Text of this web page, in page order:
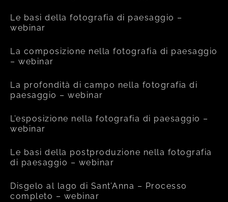
Le basi della fotografia di paesaggio –
webinar
La composizione nella fotografia di paesaggio
– webinar
La profondità di campo nella fotografia di
paesaggio – webinar
L’esposizione nella fotografia di paesaggio –
webinar
Le basi della postproduzione nella fotografia
di paesaggio – webinar
Disgelo al lago di Sant’Anna – Processo
completo – webinar